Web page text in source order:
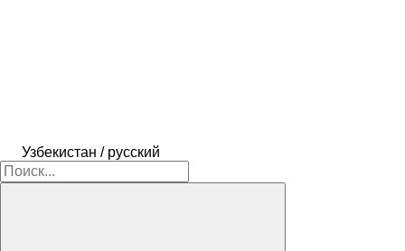
Узбекистан / русский